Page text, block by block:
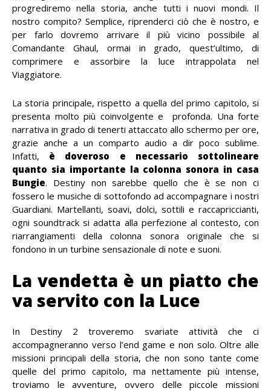
progrediremo nella storia, anche tutti i nuovi mondi. Il
nostro compito? Semplice, riprenderci ciò che è nostro, e
per farlo dovremo arrivare il più vicino possibile al
Comandante Ghaul, ormai in grado, quest’ultimo, di
comprimere e assorbire la luce intrappolata nel
Viaggiatore.
La storia principale, rispetto a quella del primo capitolo, si
presenta molto più coinvolgente e profonda. Una forte
narrativa in grado di tenerti attaccato allo schermo per ore,
grazie anche a un comparto audio a dir poco sublime.
Infatti, è doveroso e necessario sottolineare
quanto sia importante la colonna sonora in casa
Bungie. Destiny non sarebbe quello che è se non ci
fossero le musiche di sottofondo ad accompagnare i nostri
Guardiani. Martellanti, soavi, dolci, sottili e raccapriccianti,
ogni soundtrack si adatta alla perfezione al contesto, con
riarrangiamenti della colonna sonora originale che si
fondono in un turbine sensazionale di note e suoni.
La vendetta è un piatto che
va servito con la Luce
In Destiny 2 troveremo svariate attività che ci
accompagneranno verso l’end game e non solo. Oltre alle
missioni principali della storia, che non sono tante come
quelle del primo capitolo, ma nettamente più intense,
troviamo le avventure, ovvero delle piccole missioni